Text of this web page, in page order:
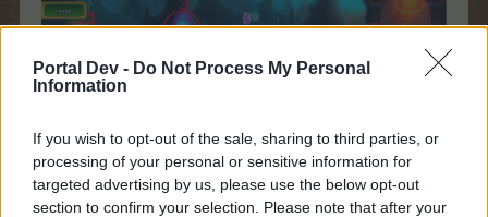
Portal Dev - Do Not Process My Personal
Information
If you wish to opt-out of the sale, sharing to third parties, or
processing of your personal or sensitive information for
targeted advertising by us, please use the below opt-out
section to confirm your selection. Please note that after your